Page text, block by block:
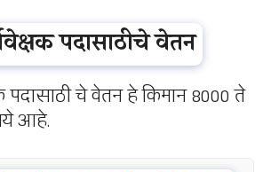
पदासाठीचे वेतन
पदासाठी चे वेतन हे किमान 8000 ते
आहे.